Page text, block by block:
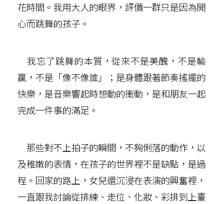
花時間。我用大人的眼界，評價一群只是因為開
心而跳舞的孩子。
我忘了跳舞的本質，從來不是美醜，不是輸
贏，不是「像不像誰」；是身體跟著節奏搖擺的
快樂，是音樂響起時想動的衝動，是和朋友一起
完成一件事的滿足。
那些對不上拍子的瞬間，不夠俐落的動作，以
及稚嫩的表情，在孩子的世界裡不是缺點，是過
程。回家的路上，女兒還沉浸在表演的興奮裡，
一直跟我討論從排練、走位、化妝、彩排到上臺